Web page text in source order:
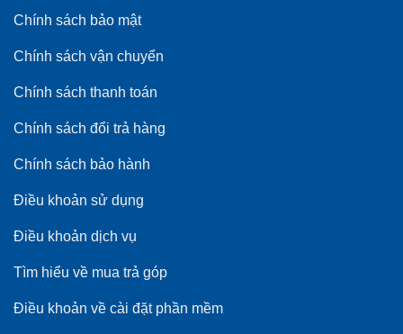
Chính sách bảo mật
Chính sách vận chuyển
Chính sách thanh toán
Chính sách đổi trả hàng
Chính sách bảo hành
Điều khoản sử dụng
Điều khoản dịch vụ
Tìm hiểu về mua trả góp
Điều khoản về cài đặt phần mềm